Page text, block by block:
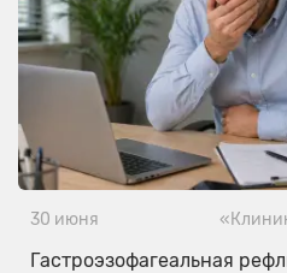
30 июня
Гастроэзофагеальная